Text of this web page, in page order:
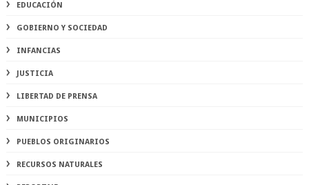
EDUCACIÓN
GOBIERNO Y SOCIEDAD
INFANCIAS
JUSTICIA
LIBERTAD DE PRENSA
MUNICIPIOS
PUEBLOS ORIGINARIOS
RECURSOS NATURALES